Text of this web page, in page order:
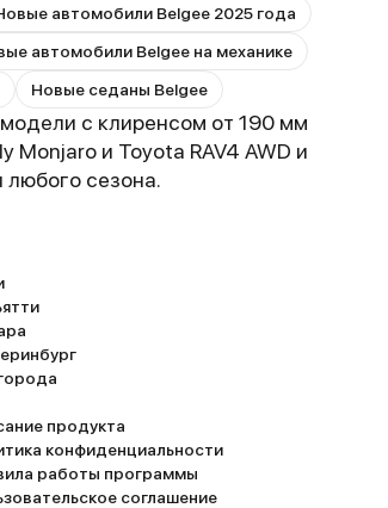
автомобили Belgee 2025 года
автомобили Belgee на механике
Новые седаны Belgee
с клиренсом от 190 мм
Monjaro и Toyota RAV4 AWD и
любого сезона.
продукта
конфиденциальности
работы программы
соглашение